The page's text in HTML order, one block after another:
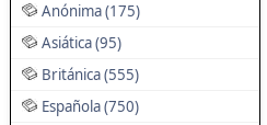
Anónima (175)
Asiática (95)
Británica (555)
Española (750)